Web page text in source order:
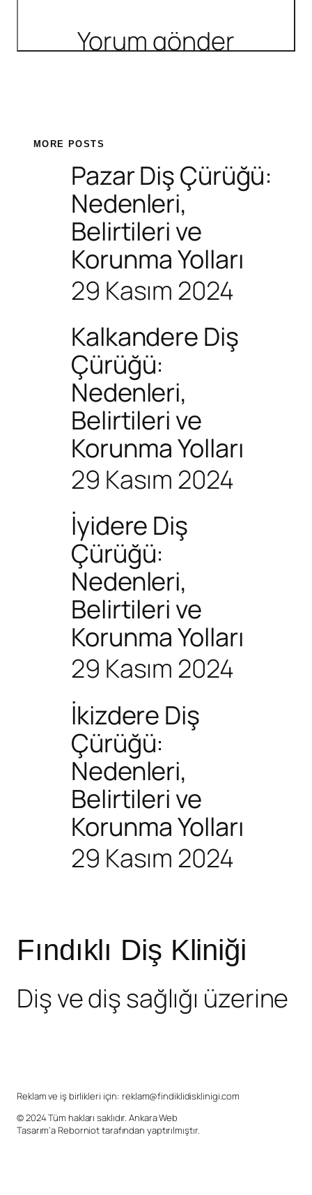
MORE POSTS
Pazar Diş Çürüğü:
Nedenleri,
Belirtileri ve
Korunma Yolları
29 Kasım 2024
Kalkandere Diş
Çürüğü:
Nedenleri,
Belirtileri ve
Korunma Yolları
29 Kasım 2024
İyidere Diş
Çürüğü:
Nedenleri,
Belirtileri ve
Korunma Yolları
29 Kasım 2024
İkizdere Diş
Çürüğü:
Nedenleri,
Belirtileri ve
Korunma Yolları
29 Kasım 2024
Fındıklı Diş Kliniği
Diş ve diş sağlığı üzerine
Reklam ve iş birlikleri için: reklam@findiklidisklinigi.com
© 2024 Tüm hakları saklıdır.Ankara Web
Tasarım‘a Reborniottarafından yaptırılmıştır.